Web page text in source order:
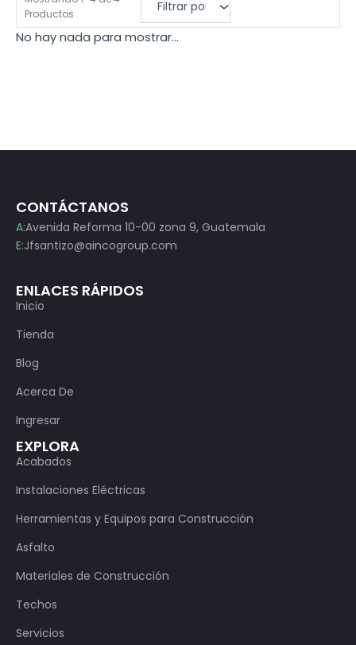
1
0
0
0
Productos
No hay nada para mostrar...
CONTÁCTANOS
A:Avenida Reforma 10-00 zona 9, Guatemala
E:Jfsantizo@aincogroup.com
ENLACES RÁPIDOS
Inicio
Tienda
Blog
Acerca De
Ingresar
EXPLORA
Acabados
Instalaciones Eléctricas
Herramientas y Equipos para Construcción
Asfalto
Materiales de Construcción
Techos
Servicios